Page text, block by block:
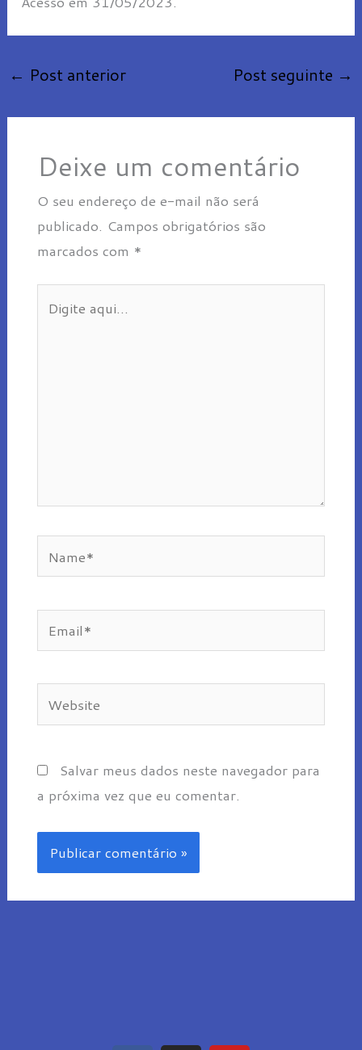
← Post anterior Post seguinte →
Deixe um comentário
O seu endereço de e-mail não será
publicado. Campos obrigatórios são
marcados com *
aqui...
Salvar meus dados neste navegador para
a próxima vez que eu comentar.